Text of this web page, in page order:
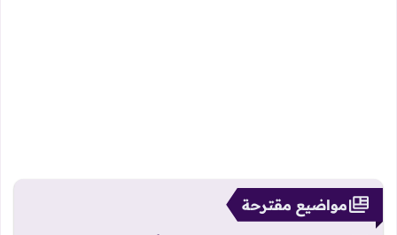
مواضيع مقترحة